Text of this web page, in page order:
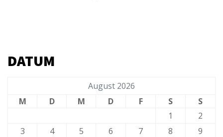
DATUM
August 2026
M
D M D F S
S
1
2
3
4 5 6 7 8
9